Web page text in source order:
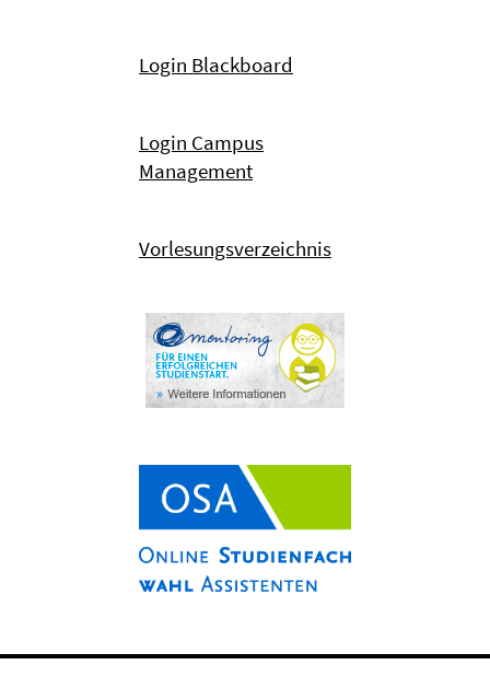
Login Blackboard
Login Campus
Management
Vorlesungsverzeichnis